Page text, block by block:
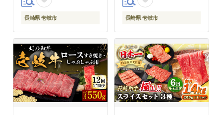
長崎県 壱岐市 長崎県 壱岐市